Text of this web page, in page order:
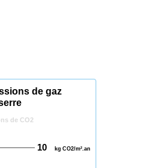
de gaz
de CO2
10 kg CO2/m².an